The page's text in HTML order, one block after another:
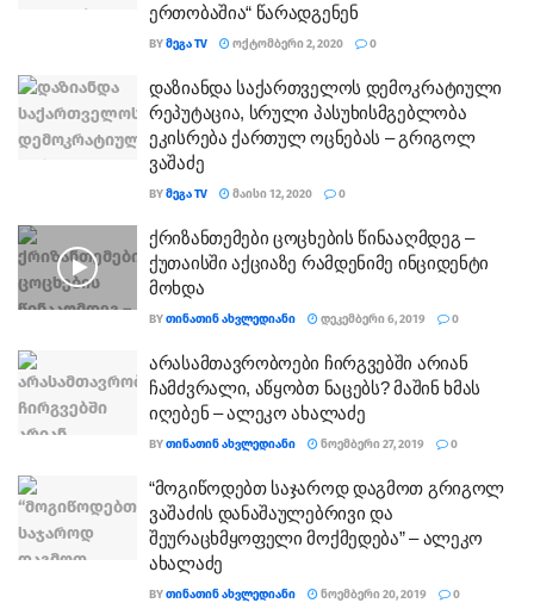
ერთობაშია“ წარადგენენ
BYᲛᲔᲒᲐ TV ᲝᲥᲢᲝᲛᲑᲔᲠᲘ 2, 2020 0
დაზიანდა საქართველოს დემოკრატიული
რეპუტაცია, სრული პასუხისმგებლობა
ეკისრება ქართულ ოცნებას – გრიგოლ
ვაშაძე
BYᲛᲔᲒᲐ TV ᲛᲐᲘᲡᲘ 12, 2020 0
ქრიზანთემები ცოცხების წინააღმდეგ –
ქუთაისში აქციაზე რამდენიმე ინციდენტი
მოხდა
BYᲗᲘᲜᲐᲗᲘᲜ ᲐᲮᲕᲚᲔᲓᲘᲐᲜᲘ ᲓᲔᲙᲔᲛᲑᲔᲠᲘ 6, 2019 0
არასამთავრობოები ჩირგვებში არიან
ჩამძვრალი, აწყობთ ნაცებს? მაშინ ხმას
იღებენ – ალეკო ახალაძე
BYᲗᲘᲜᲐᲗᲘᲜ ᲐᲮᲕᲚᲔᲓᲘᲐᲜᲘ ᲜᲝᲔᲛᲑᲔᲠᲘ 27, 2019 0
“მოგიწოდებთ საჯაროდ დაგმოთ გრიგოლ
ვაშაძის დანაშაულებრივი და
შეურაცხმყოფელი მოქმედება” – ალეკო
ახალაძე
BYᲗᲘᲜᲐᲗᲘᲜ ᲐᲮᲕᲚᲔᲓᲘᲐᲜᲘ ᲜᲝᲔᲛᲑᲔᲠᲘ 20, 2019 0